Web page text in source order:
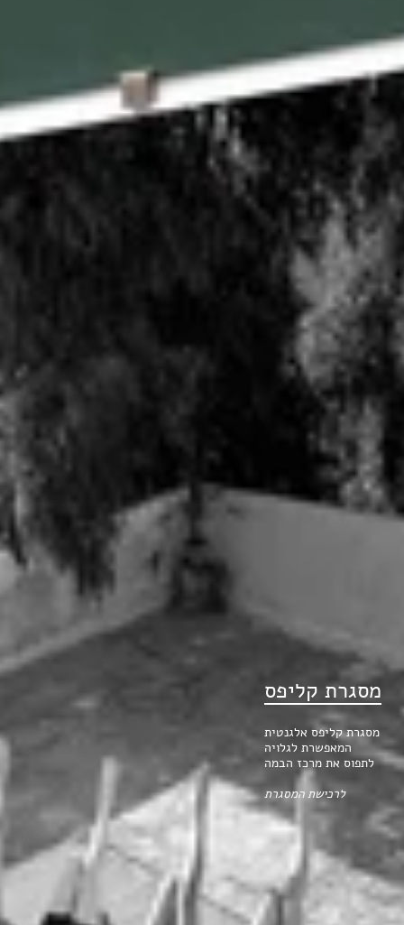
מסגרת קליפס
מסגרת קליפס אלגנטית
המאפשרת לגלויה
לתפוס את מרכז הבמה
לרכישת המסגרת